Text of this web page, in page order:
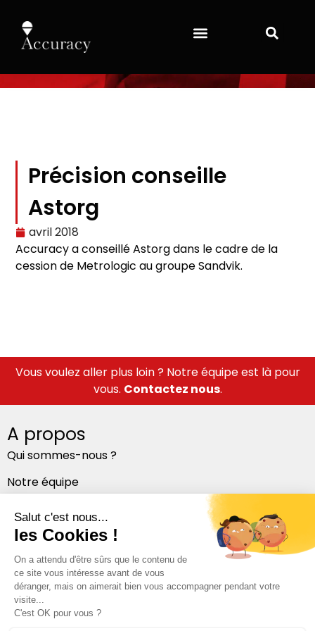
Précision conseille
Astorg
avril 2018
Accuracy a conseillé Astorg dans le cadre de la
cession de Metrologic au groupe Sandvik.
Vous voulez aller plus loin ? Notre équipe est là pour
vous. Contactez nous.
A propos
Qui sommes-nous ?
Notre équipe
Nos bureaux
Suivez-nous